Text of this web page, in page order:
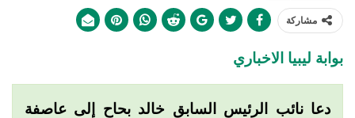
مشاركة
بوابة ليبيا الاخباري
دعا نائب الرئيس السابق خالد بحاح إلى عاصفة